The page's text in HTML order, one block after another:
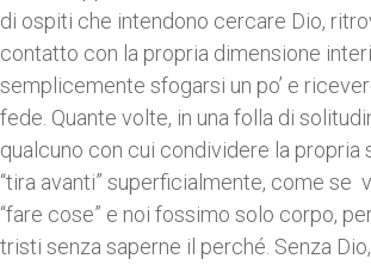
di ospiti che intendono cercare Dio,
contatto con la propria dimensione
semplicemente sfogarsi un po’ e
fede. Quante volte, in una folla di
qualcuno con cui condividere la propria
“tira avanti” superficialmente, come se
“fare cose” e noi fossimo solo corpo,
tristi senza saperne il perché. Senza